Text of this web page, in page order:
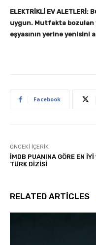
ELEKTRİKLİ EV
uygun. Mutfakta bozulan
eşyasının yerine yenisini
Facebook
ÖNCEKI İÇERIK
İMDB PUANINA GÖRE EN İYİ
TÜRK DİZİSİ
RELATED ARTICLES